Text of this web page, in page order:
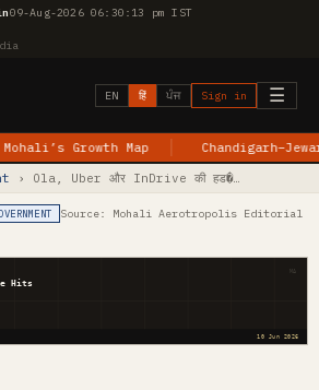
09-Aug-2026 06:30:13 pm IST
☰
EN हिं ਪੰਜ Sign in
Growth Map
Chandigarh–Jewar
› Ola, Uber और InDrive की हड�…
Source: Mohali Aerotropolis Editorial
10 Jun 2026
Hits
MA